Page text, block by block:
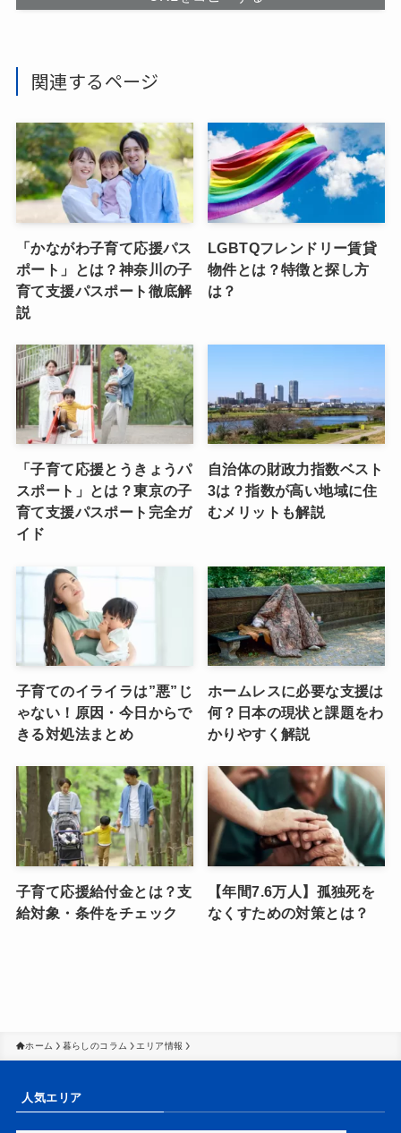
関連するページ
「かながわ子育て応援パス
ポート」とは？神奈川の子
育て支援パスポート徹底解
説
LGBTQフレンドリー賃貸
物件とは？特徴と探し方
は？
「子育て応援とうきょうパ
スポート」とは？東京の子
育て支援パスポート完全ガ
イド
自治体の財政力指数ベスト
3は？指数が高い地域に住
むメリットも解説
子育てのイライラは”悪”じ
ゃない！原因・今日からで
きる対処法まとめ
ホームレスに必要な支援は
何？日本の現状と課題をわ
かりやすく解説
子育て応援給付金とは？支
給対象・条件をチェック
【年間7.6万人】孤独死を
なくすための対策とは？
ホーム 暮らしのコラム エリア情報
人気エリア